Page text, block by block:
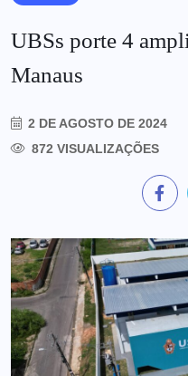
UBSs porte 4
Manaus
2 DE AGOSTO DE 2024
872 VISUALIZAÇÕES